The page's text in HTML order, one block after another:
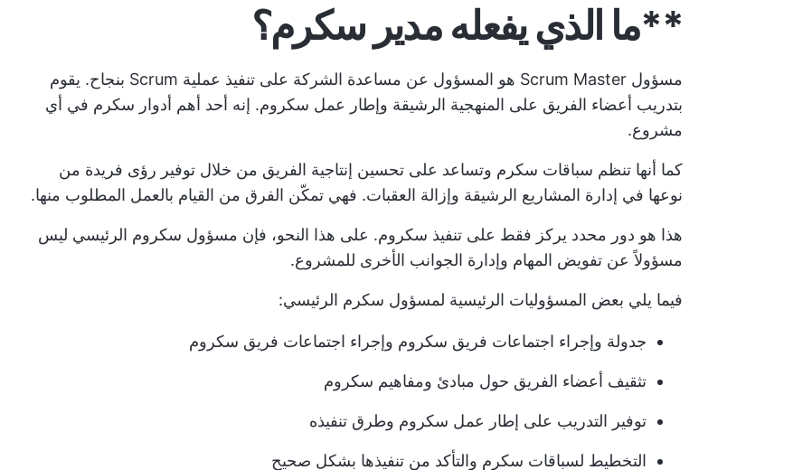
**ما الذي يفعله مدير سكرم؟
مسؤول Scrum Master هو المسؤول عن مساعدة الشركة على تنفيذ عملية Scrum بنجاح. يقوم
بتدريب أعضاء الفريق على المنهجية الرشيقة وإطار عمل سكروم. إنه أحد أهم أدوار سكرم في أي
مشروع.
كما أنها تنظم سباقات سكرم وتساعد على تحسين إنتاجية الفريق من خلال توفير رؤى فريدة من
نوعها في إدارة المشاريع الرشيقة وإزالة العقبات. فهي تمكّن الفرق من القيام بالعمل المطلوب منها.
هذا هو دور محدد يركز فقط على تنفيذ سكروم. على هذا النحو، فإن مسؤول سكروم الرئيسي ليس
مسؤولاً عن تفويض المهام وإدارة الجوانب الأخرى للمشروع.
فيما يلي بعض المسؤوليات الرئيسية لمسؤول سكرم الرئيسي:
جدولة وإجراء اجتماعات فريق سكروم وإجراء اجتماعات فريق سكروم
تثقيف أعضاء الفريق حول مبادئ ومفاهيم سكروم
توفير التدريب على إطار عمل سكروم وطرق تنفيذه
التخطيط لسباقات سكرم والتأكد من تنفيذها بشكل صحيح